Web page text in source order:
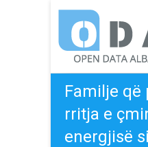
content
Open Data
Familje që
rritja e
energjisë